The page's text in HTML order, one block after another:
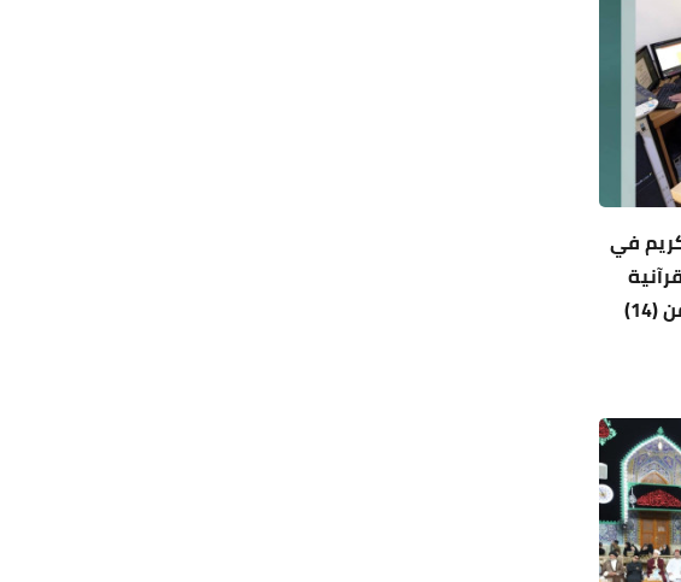
في
تتيح المشاركة لأكثر من (8) الاف شخص من (14)